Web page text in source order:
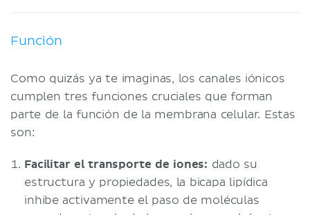
Función
Como quizás ya te imaginas, los canales iónicos
cumplen tres funciones cruciales que forman
parte de la función de la membrana celular. Estas
son:
Facilitar el transporte de iones: dado su
estructura y propiedades, la bicapa lipídica
inhibe activamente el paso de moléculas